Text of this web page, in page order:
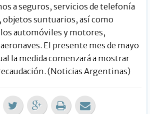
a seguros, servicios de telefonía
objetos suntuarios, así como
automóviles y motores,
El presente mes de mayo
la medida comenzará a mostrar
(Noticias Argentinas)